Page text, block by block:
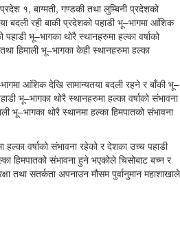
१, बाग्मती, गण्डकी तथा लुम्बिनी प्रदेशको
बदली रही बाकी प्रदेशको पहाडी भू–भागमा आंशिक
भू–भागका थोरै स्थानहरुमा हल्का वर्षाको
हिमाली भू–भागका केही स्थानहरुमा हल्का
आंशिक देखि सामान्यतया बदली रहने र बाँकी भू–
भू–भागका थोरै स्थानहरुमा हल्का वर्षाको संभावना
भू–भागका थोरै स्थानमा हल्का हिमपातको संभावना
वर्षाको संभावना रहेको र देशका उच्च पहाडी
हिमपातको संभावना हुने भएकोले चिसोबाट बच्न र
तथा सतर्कता अपनाउन मौसम पुर्वानुमान महाशाखाले